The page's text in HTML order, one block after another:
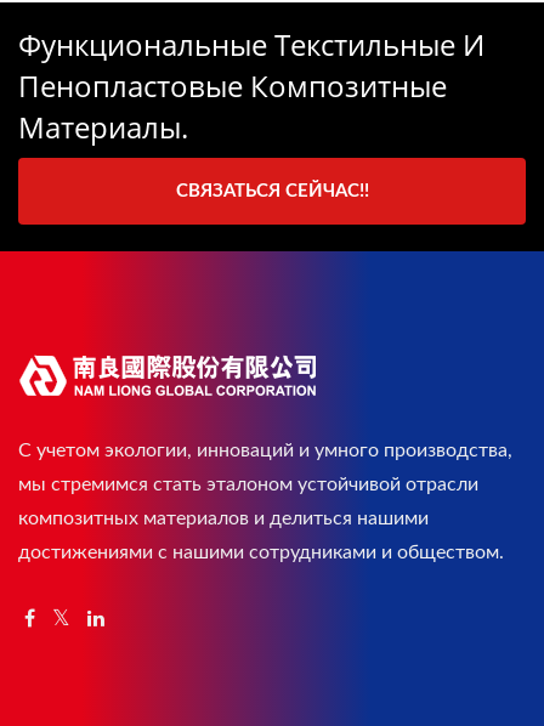
Функциональные Текстильные И
Пенопластовые Композитные
Материалы.
СВЯЗАТЬСЯ СЕЙЧАС!!
С учетом экологии, инноваций и умного производства,
мы стремимся стать эталоном устойчивой отрасли
композитных материалов и делиться нашими
достижениями с нашими сотрудниками и обществом.